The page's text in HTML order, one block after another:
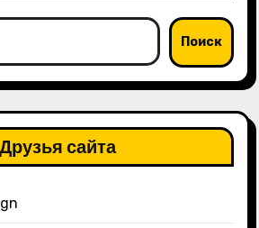
Поиск
Друзья сайта